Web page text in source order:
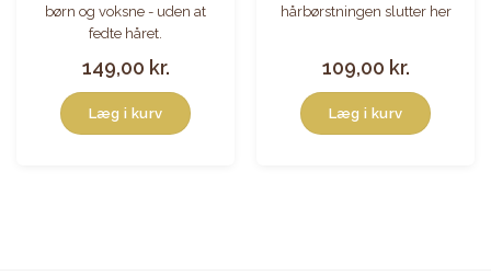
børn og voksne - uden at
fedte håret.
149,00 kr.
Læg i kurv
hårbørstningen slutter her
109,00 kr.
Læg i kurv